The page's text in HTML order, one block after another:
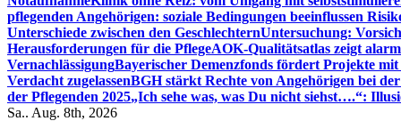
pflegenden Angehörigen: soziale Bedingungen beeinflussen
Unterschiede zwischen den GeschlechternUntersuchung:
Herausforderungen für die PflegeAOK-Qualitätsatlas zeigt
VernachlässigungBayerischer Demenzfonds fördert Projekte mit
Verdacht zugelassenBGH stärkt Rechte von Angehörigen bei
der Pflegenden 2025„Ich sehe was, was Du nicht siehst….“:
Sa.. Aug. 8th, 2026